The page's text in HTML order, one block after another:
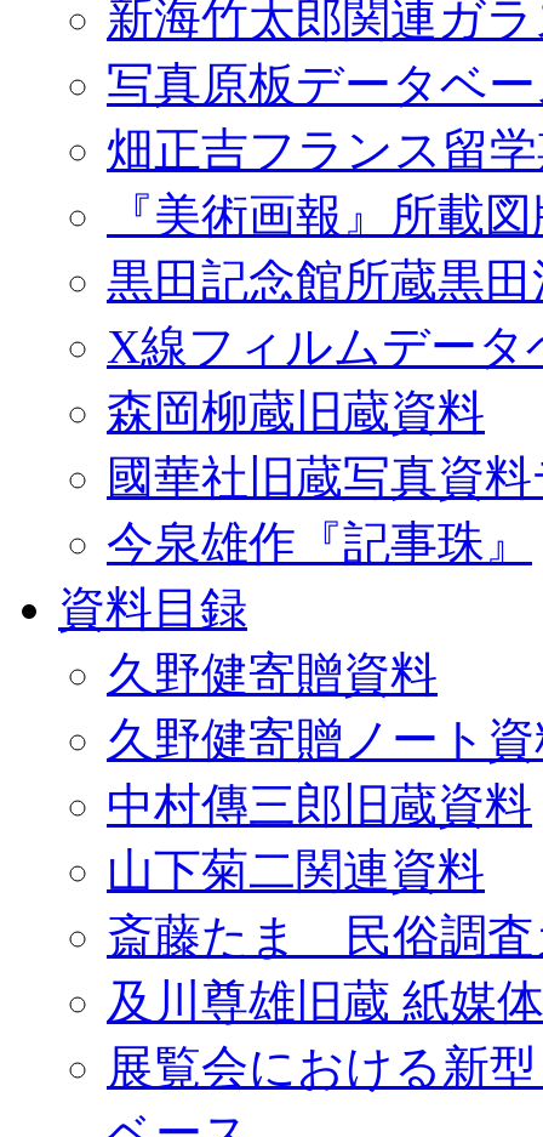
新海竹太郎関連ガ
写真原板データベ
畑正吉フランス留
『美術画報』所載
黒田記念館所蔵黒
X線フィルムデータ
森岡柳蔵旧蔵資料
國華社旧蔵写真資
今泉雄作『記事珠』
資料目録
久野健寄贈資料
久野健寄贈ノート
中村傳三郎旧蔵資料
山下菊二関連資料
斎藤たま 民俗調査
及川尊雄旧蔵 紙媒
展覧会における新